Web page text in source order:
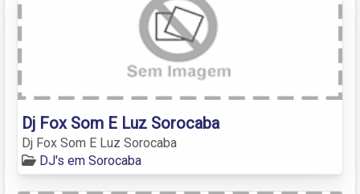
Dj Fox Som E Luz Sorocaba
Dj Fox Som E Luz Sorocaba
DJ's em Sorocaba